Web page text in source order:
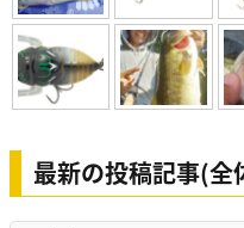
最新の投稿記事(全